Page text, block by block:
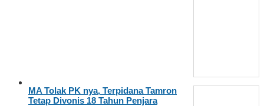
MA Tolak PK nya, Terpidana Tamron
Tetap Divonis 18 Tahun Penjara